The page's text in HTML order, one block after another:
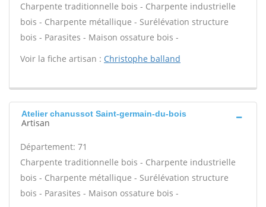
Charpente traditionnelle bois - Charpente industrielle
bois - Charpente métallique - Surélévation structure
bois - Parasites - Maison ossature bois -
Voir la fiche artisan : Christophe balland
Atelier chanussot Saint-germain-du-bois
Artisan
Département: 71
Charpente traditionnelle bois - Charpente industrielle
bois - Charpente métallique - Surélévation structure
bois - Parasites - Maison ossature bois -